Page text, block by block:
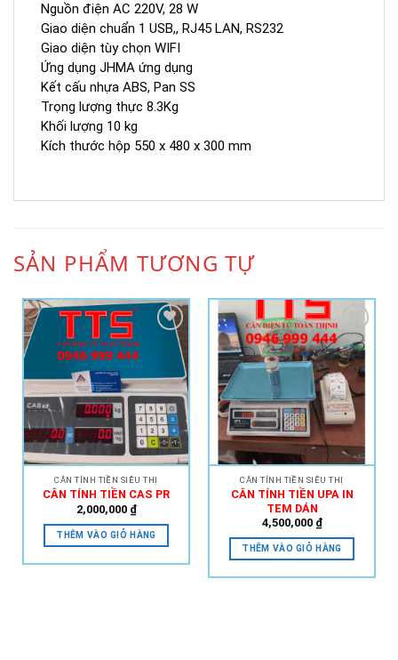
Nguồn điện AC 220V, 28 W
Giao diện chuẩn 1 USB,, RJ45 LAN, RS232
Giao diện tùy chọn WIFI
Ứng dụng JHMA ứng dụng
Kết cấu nhựa ABS, Pan SS
Trọng lượng thực 8.3Kg
Khối lượng 10 kg
Kích thước hộp 550 x 480 x 300 mm
SẢN PHẨM TƯƠNG TỰ
Wishlist
CÂN TÍNH TIỀN SIÊU THỊ
CÂN TÍNH TIỀN CAS PR
2,000,000 ₫
THÊM VÀO GIỎ HÀNG
Add to
Wishlist
CÂN TÍNH TIỀN SIÊU THỊ
CÂN TÍNH TIỀN UPA IN
TEM DÁN
4,500,000 ₫
THÊM VÀO GIỎ HÀNG